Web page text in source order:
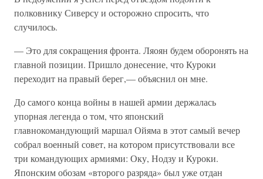
полковнику Сиверсу и осторожно спросить, что
случилось.
— Это для сокращения фронта. Ляоян будем оборонять на
главной позиции. Пришло донесение, что Куроки
переходит на правый берег,— объяснил он мне.
До самого конца войны в нашей армии держалась
упорная легенда о том, что японский
главнокомандующий маршал Ойяма в этот самый вечер
собрал военный совет, на котором присутствовали все
три командующих армиями: Оку, Нодзу и Куроки.
Японским обозам «второго разряда» был уже отдан